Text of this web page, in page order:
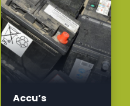
Accu’s